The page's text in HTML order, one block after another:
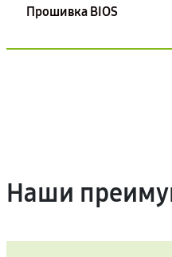
Прошивка BIOS
Наши